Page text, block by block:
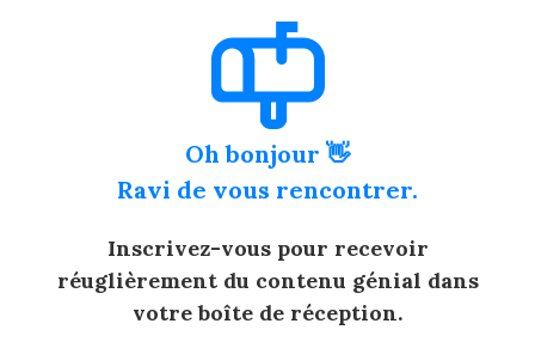
Oh bonjour 👋
Ravi de vous rencontrer.
Inscrivez-vous pour recevoir
réuglièrement du contenu génial dans
votre boîte de réception.